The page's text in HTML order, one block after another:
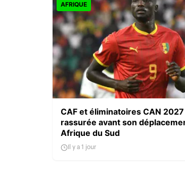
AFRIQUE
CAF et éliminatoires CAN 2027
rassurée avant son
Afrique du Sud
Il y a 1 jour